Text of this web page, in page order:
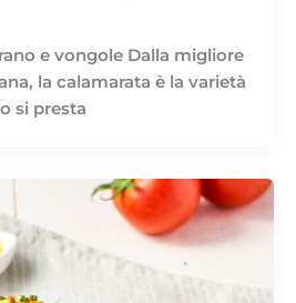
e vongole Dalla migliore
la calamarata è la varietà
si presta